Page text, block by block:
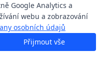
Google Analytics a
webu a zobrazování
osobních údajů
Přijmout vše